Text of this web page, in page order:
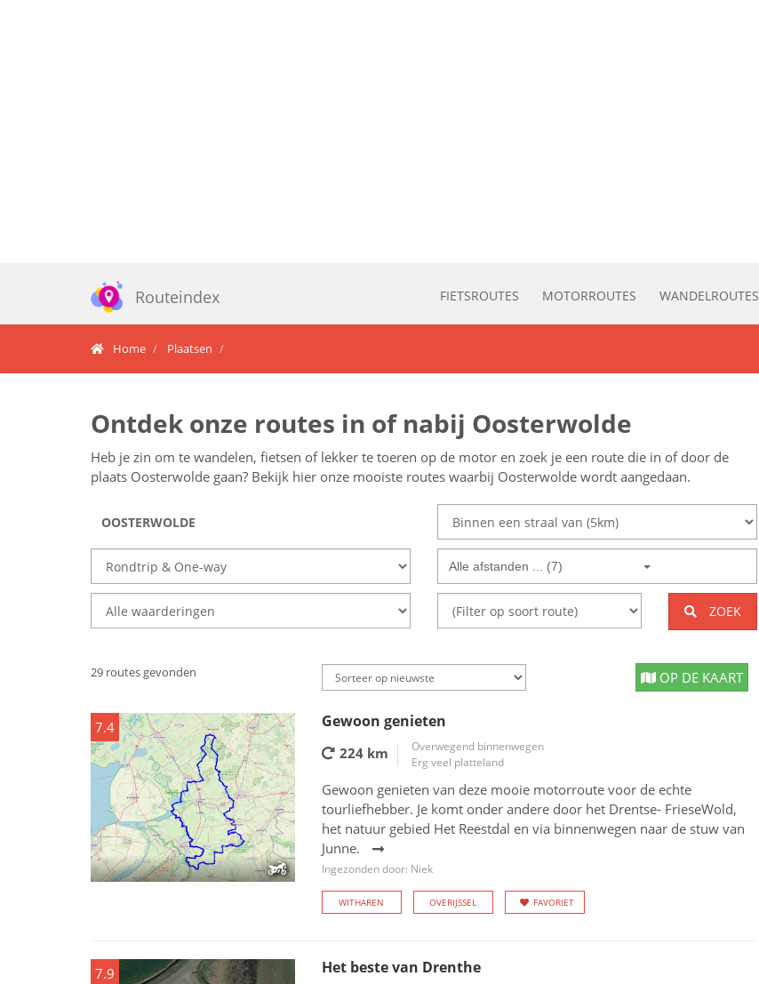
Routeindex FIETSROUTES MOTORROUTES WANDELROUTES
Home Plaatsen
Ontdek onze routes in of nabij Oosterwolde
Heb je zin om te wandelen, fietsen of lekker te toeren op de motor en zoek je een route die in of door de
plaats Oosterwolde gaan? Bekijk hier onze mooiste routes waarbij Oosterwolde wordt aangedaan.
Alle afstanden ... (7)
ZOEK
29 routes gevonden OP DE KAART
7.4 Gewoon genieten
224 km
Overwegend binnenwegen
Erg veel platteland
Gewoon genieten van deze mooie motorroute voor de echte
tourliefhebber. Je komt onder andere door het Drentse- FrieseWold,
het natuur gebied Het Reestdal en via binnenwegen naar de stuw van
Junne.
Ingezonden door: Niek
WITHAREN OVERIJSSEL FAVORIET
7.9 Het beste van Drenthe